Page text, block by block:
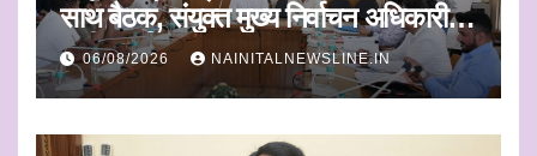
साथ बैठक, संयुक्त मुख्य निर्वाचन अधिकारी ने
सुनी आपत्तियां
06/08/2026 NAINITALNEWSLINE.IN